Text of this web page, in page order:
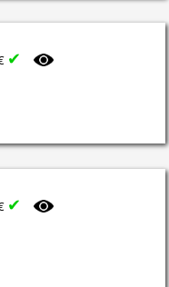
✔
✔